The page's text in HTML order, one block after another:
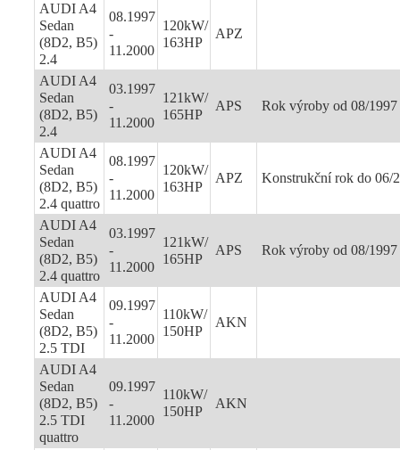
AUDI A4
Sedan
(8D2, B5)
2.4
08.1997
-
11.2000
120kW/
163HP
APZ
AUDI A4
Sedan
(8D2, B5)
2.4
03.1997
-
11.2000
121kW/
165HP
APS Rok výroby od 08/1997
AUDI A4
Sedan
(8D2, B5)
2.4 quattro
08.1997
-
11.2000
120kW/
163HP
APZ Konstrukční rok do 06/
AUDI A4
Sedan
(8D2, B5)
2.4 quattro
03.1997
-
11.2000
121kW/
165HP
APS Rok výroby od 08/1997
AUDI A4
Sedan
(8D2, B5)
2.5 TDI
09.1997
-
11.2000
110kW/
150HP
AKN
AUDI A4
Sedan
(8D2, B5)
2.5 TDI
quattro
09.1997
-
11.2000
110kW/
150HP
AKN